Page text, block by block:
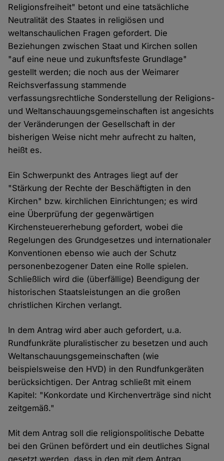
Religionsfreiheit" betont und eine tatsächliche
Neutralität des Staates in religiösen und
weltanschaulichen Fragen gefordert. Die
Beziehungen zwischen Staat und Kirchen sollen
"auf eine neue und zukunftsfeste Grundlage"
gestellt werden; die noch aus der Weimarer
Reichsverfassung stammende
verfassungsrechtliche Sonderstellung der Religions-
und Weltanschauungsgemeinschaften ist angesichts
der Veränderungen der Gesellschaft in der
bisherigen Weise nicht mehr aufrecht zu halten,
heißt es.
Ein Schwerpunkt des Antrages liegt auf der
"Stärkung der Rechte der Beschäftigten in den
Kirchen" bzw. kirchlichen Einrichtungen; es wird
eine Überprüfung der gegenwärtigen
Kirchensteuererhebung gefordert, wobei die
Regelungen des Grundgesetzes und internationaler
Konventionen ebenso wie auch der Schutz
personenbezogener Daten eine Rolle spielen.
Schließlich wird die (überfällige) Beendigung der
historischen Staatsleistungen an die großen
christlichen Kirchen verlangt.
In dem Antrag wird aber auch gefordert, u.a.
Rundfunkräte pluralistischer zu besetzen und auch
Weltanschauungsgemeinschaften (wie
beispielsweise den HVD) in den Rundfunkgeräten
berücksichtigen. Der Antrag schließt mit einem
Kapitel: "Konkordate und Kirchenverträge sind nicht
zeitgemäß."
Mit dem Antrag soll die religionspolitische Debatte
bei den Grünen befördert und ein deutliches Signal